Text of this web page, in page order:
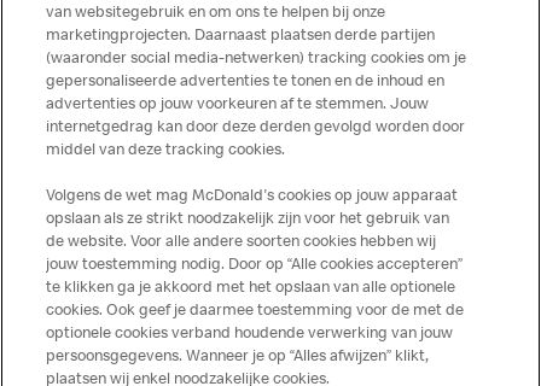
producten kunnen sporen bevatten van dierlijke
ingrediënten. McDonald’s streeft er naar om de
voedingswaarde- en allergeneninformatie altijd up to date
te houden. De verstrekte informatie is alleen van
toepassing op de in Nederland verkochte producten. Voor
meer informatie over voedingswaarden en allergenen kijk
op de McDonald's website of in de McDonald’s App.
Publicatiefouten voorbehouden.
Over ons
Services
van websitegebruik en om ons te helpen bij onze
marketingprojecten. Daarnaast plaatsen derde partijen
(waaronder social media-netwerken) tracking cookies om je
gepersonaliseerde advertenties te tonen en de inhoud en
advertenties op jouw voorkeuren af te stemmen. Jouw
internetgedrag kan door deze derden gevolgd worden door
middel van deze tracking cookies.
Volgens de wet mag McDonald's cookies op jouw apparaat
opslaan als ze strikt noodzakelijk zijn voor het gebruik van
de website. Voor alle andere soorten cookies hebben wij
jouw toestemming nodig. Door op “Alle cookies accepteren”
te klikken ga je akkoord met het opslaan van alle optionele
cookies. Ook geef je daarmee toestemming voor de met de
optionele cookies verband houdende verwerking van jouw
persoonsgegevens. Wanneer je op “Alles afwijzen” klikt,
plaatsen wij enkel noodzakelijke cookies.